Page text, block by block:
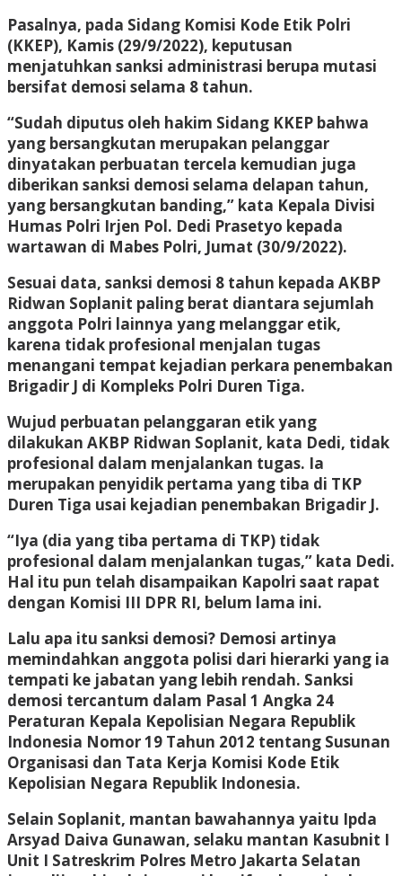
Pasalnya, pada Sidang Komisi Kode Etik Polri
(KKEP), Kamis (29/9/2022), keputusan
menjatuhkan sanksi administrasi berupa mutasi
bersifat demosi selama 8 tahun.
“Sudah diputus oleh hakim Sidang KKEP bahwa
yang bersangkutan merupakan pelanggar
dinyatakan perbuatan tercela kemudian juga
diberikan sanksi demosi selama delapan tahun,
yang bersangkutan banding,” kata Kepala Divisi
Humas Polri Irjen Pol. Dedi Prasetyo kepada
wartawan di Mabes Polri, Jumat (30/9/2022).
Sesuai data, sanksi demosi 8 tahun kepada AKBP
Ridwan Soplanit paling berat diantara sejumlah
anggota Polri lainnya yang melanggar etik,
karena tidak profesional menjalan tugas
menangani tempat kejadian perkara penembakan
Brigadir J di Kompleks Polri Duren Tiga.
Wujud perbuatan pelanggaran etik yang
dilakukan AKBP Ridwan Soplanit, kata Dedi, tidak
profesional dalam menjalankan tugas. Ia
merupakan penyidik pertama yang tiba di TKP
Duren Tiga usai kejadian penembakan Brigadir J.
“Iya (dia yang tiba pertama di TKP) tidak
profesional dalam menjalankan tugas,” kata Dedi.
Hal itu pun telah disampaikan Kapolri saat rapat
dengan Komisi III DPR RI, belum lama ini.
Lalu apa itu sanksi demosi? Demosi artinya
memindahkan anggota polisi dari hierarki yang ia
tempati ke jabatan yang lebih rendah. Sanksi
demosi tercantum dalam Pasal 1 Angka 24
Peraturan Kepala Kepolisian Negara Republik
Indonesia Nomor 19 Tahun 2012 tentang Susunan
Organisasi dan Tata Kerja Komisi Kode Etik
Kepolisian Negara Republik Indonesia.
Selain Soplanit, mantan bawahannya yaitu Ipda
Arsyad Daiva Gunawan, selaku mantan Kasubnit I
Unit I Satreskrim Polres Metro Jakarta Selatan